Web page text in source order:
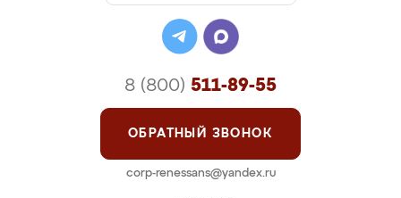
8 (800) 511-89-55
ОБРАТНЫЙ ЗВОНОК
corp-renessans@yandex.ru